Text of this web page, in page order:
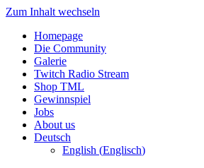
Zum Inhalt wechseln
Homepage
Die Community
Galerie
Twitch Radio Stream
Shop TML
Gewinnspiel
Jobs
About us
Deutsch
English (Englisch)